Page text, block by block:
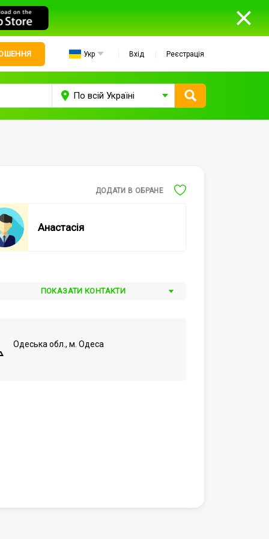
Укр Вхід Реєстрація
ДОДАТИ В ОБРАНЕ
Анастасія
ПОКАЗАТИ КОНТАКТИ
Одеська обл., м. Одеса